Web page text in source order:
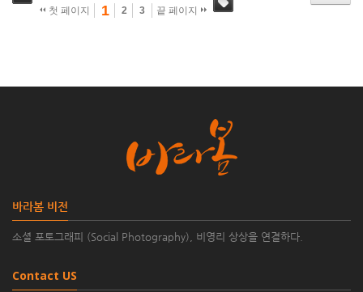
첫 페이지 1 2 3 끝 페이지
바라봄 비전
소셜 포토그래피 (Social Photography), 비영리 상상을 연결하다.
Contact US